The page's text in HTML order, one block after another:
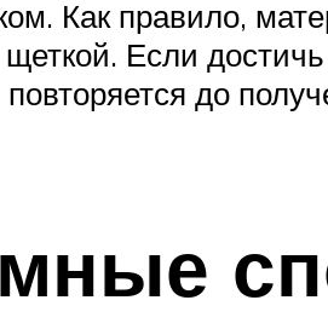
Как правило,
Если
до